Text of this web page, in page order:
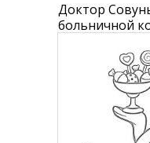
Доктор
больничной